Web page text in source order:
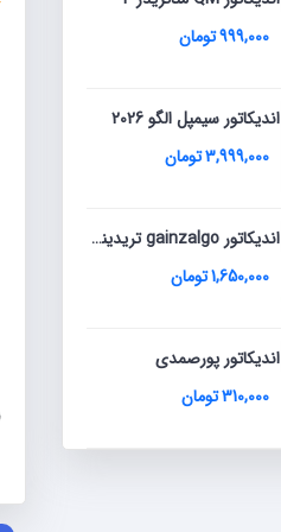
تومان999,000
اندیکاتور سیمپل الگو 2026
تومان3,999,000
اندیکاتور gainzalgo تریدینگ ویو 2026
تومان1,650,000
اندیکاتور پورصمدی
تومان310,000